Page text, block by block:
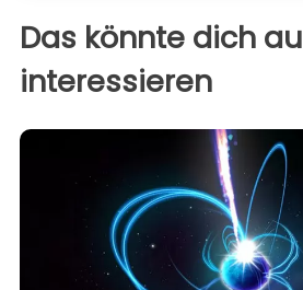
Das könnte dich
interessieren